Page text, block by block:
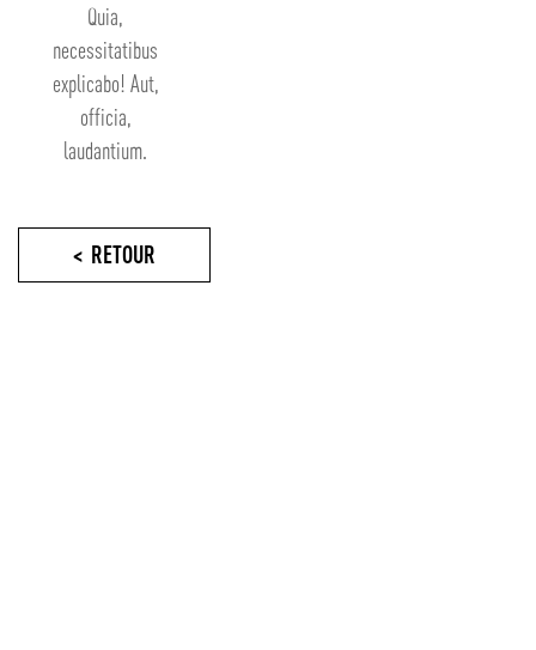
Quia,
necessitatibus
explicabo! Aut,
officia,
laudantium.
RETOUR